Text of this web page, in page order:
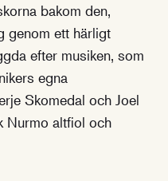
bakom den,
genom ett härligt
efter musiken, som
egna
Skomedal och Joel
Nurmo altfiol och